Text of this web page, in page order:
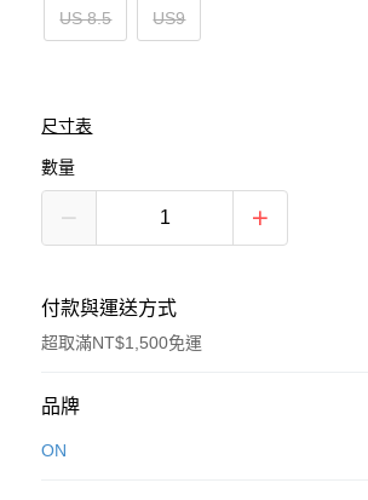
US 8.5 US9
尺寸表
數量
付款與運送方式
超取滿NT$1,500免運
付款方式
信用卡一次付款
品牌
ON